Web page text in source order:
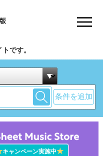
です。
条件を追加
キャンペーン実施中★